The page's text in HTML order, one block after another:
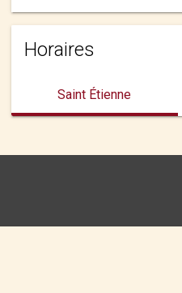
Horaires
Saint Étienne